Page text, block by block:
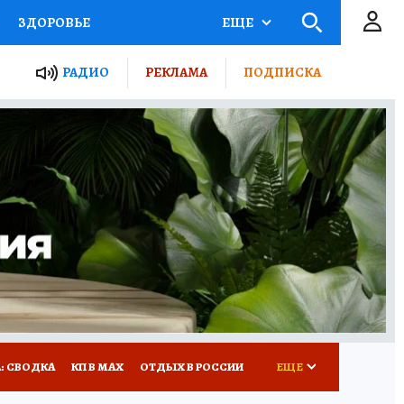
ЗДОРОВЬЕ
РОССИИ
ПУТЕВОДИТЕЛЬ
ТУРИЗМ
ПОТРЕБИТЕЛЯ
ЕЩЕ
РАДИО РЕКЛАМА ПОДПИСКА
СВОДКА КП В МАХ ОТДЫХ В РОССИИ ЕЩЕ